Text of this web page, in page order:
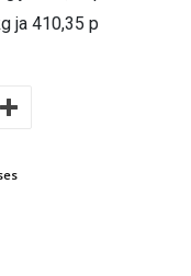
ja 410,35 p